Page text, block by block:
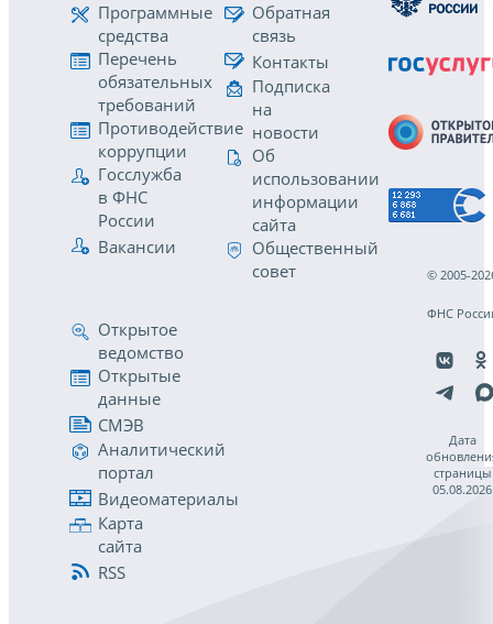
Программные
средства
Перечень
обязательных
требований
Противодействие
коррупции
Госслужба
в ФНС
России
Вакансии
Обратная
связь
Контакты
Подписка
на
новости
Об
использовании
информации
сайта
Общественный
совет
Открытое
ведомство
Открытые
данные
СМЭВ
Аналитический
портал
Видеоматериалы
Карта
сайта
RSS
© 2005-
ФНС
Дата
страницы
05.08.2026